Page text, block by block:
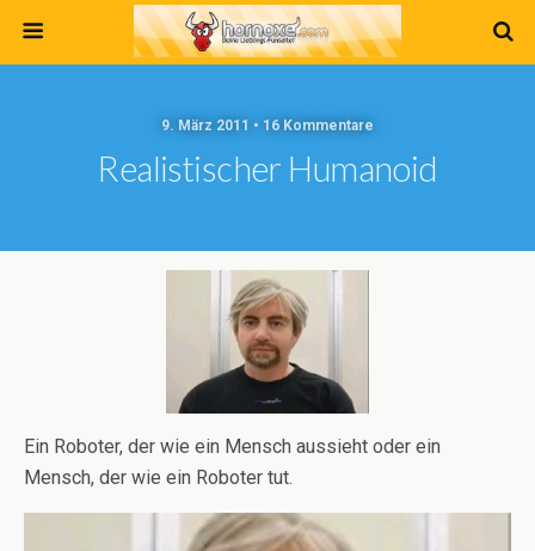
9. März 2011 • 16 Kommentare
Realistischer Humanoid
Ein Roboter, der wie ein Mensch aussieht oder ein
Mensch, der wie ein Roboter tut.